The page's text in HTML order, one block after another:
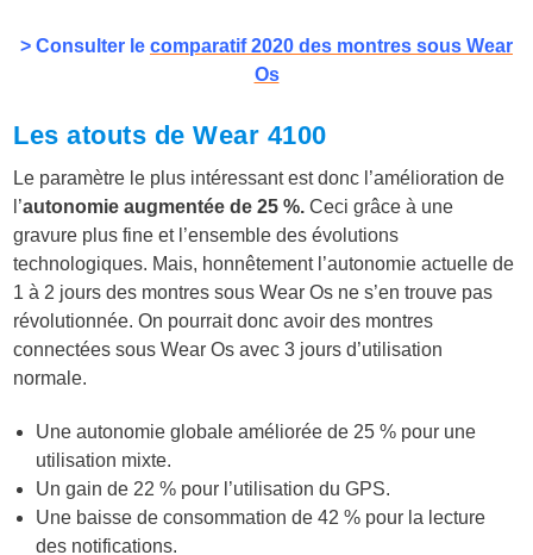
> Consulter le comparatif 2020 des montres sous Wear
Os
Les atouts de Wear 4100
Le paramètre le plus intéressant est donc l’amélioration de
l’autonomie augmentée de 25 %. Ceci grâce à une
gravure plus fine et l’ensemble des évolutions
technologiques. Mais, honnêtement l’autonomie actuelle de
1 à 2 jours des montres sous Wear Os ne s’en trouve pas
révolutionnée. On pourrait donc avoir des montres
connectées sous Wear Os avec 3 jours d’utilisation
normale.
Une autonomie globale améliorée de 25 % pour une
utilisation mixte.
Un gain de 22 % pour l’utilisation du GPS.
Une baisse de consommation de 42 % pour la lecture
des notifications.